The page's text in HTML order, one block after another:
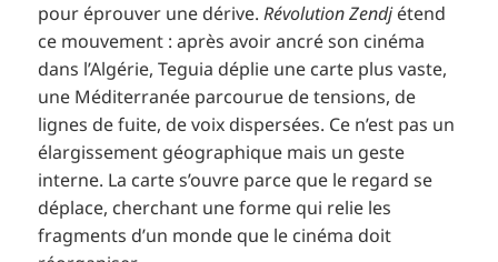
pour éprouver une dérive.Révolution Zendjétend
ce mouvement : après avoir ancré son cinéma
dans l’Algérie, Teguia déplie une carte plus vaste,
une Méditerranée parcourue de tensions, de
lignes de fuite, de voix dispersées. Ce n’est pas un
élargissement géographique mais un geste
interne. La carte s’ouvre parce que le regard se
déplace, cherchant une forme qui relie les
fragments d’un monde que le cinéma doit